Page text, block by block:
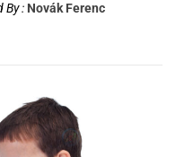
By : Novák Ferenc